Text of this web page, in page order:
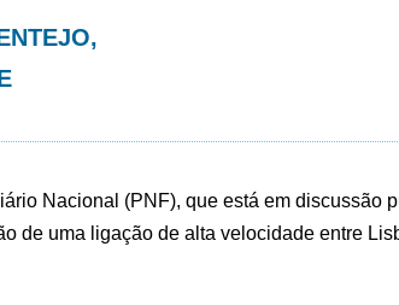
,
Nacional (PNF), que está em discussão
de uma ligação de alta velocidade entre